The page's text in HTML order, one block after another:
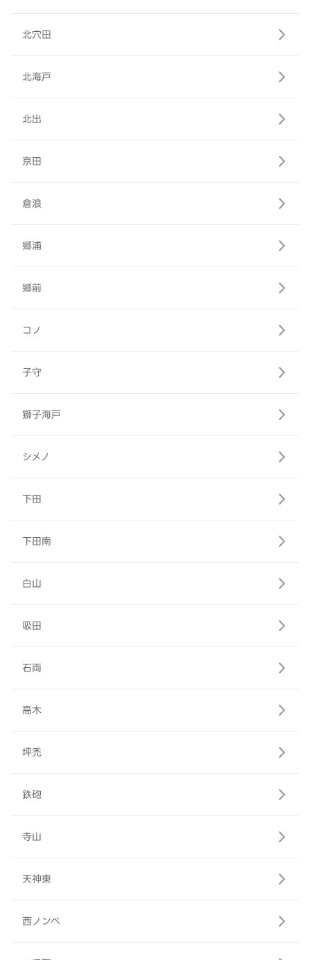
北穴田
北海戸
北出
京田
倉浪
郷浦
郷前
コノ
子守
獅子海戸
シメノ
下田
下田南
白山
吸田
石両
高木
坪禿
鉄砲
寺山
天神東
西ノンベ